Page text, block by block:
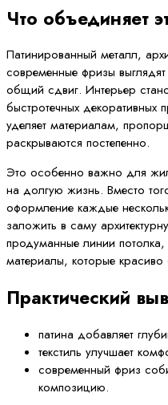
Что объединяет
Патинированный металл,
современные фризы
общий сдвиг. Интерьер
быстротечных
уделяет материалам,
раскрываются постепенно.
Это особенно важно для
на долгую жизнь. Вместо
оформление каждые
заложить в саму
продуманные линии потолка,
материалы, которые красиво
Практический
патина добавляет
текстиль улучшает
современный фриз
композицию.